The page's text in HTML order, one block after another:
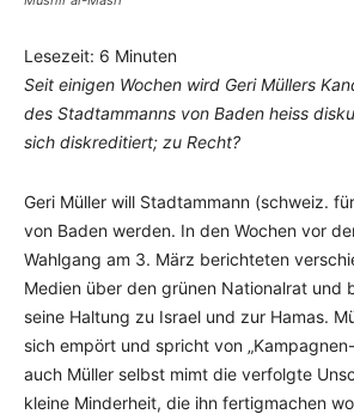
Lesezeit: 6 Minuten
Seit einigen Wochen wird Geri Müllers
des Stadtammanns von Baden heiss
sich diskreditiert; zu Recht?
Geri Müller will Stadtammann (schweiz.
von Baden werden. In den Wochen vor
Wahlgang am 3. März berichteten
Medien über den grünen Nationalrat und
seine Haltung zu Israel und zur Hamas.
sich empört und spricht von
auch Müller selbst mimt die verfolgte
kleine Minderheit, die ihn fertigmachen